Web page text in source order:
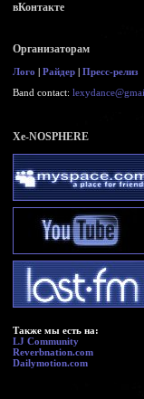
вКонтакте
Организаторам
Лого | Райдер | Пресс-релиз
Band contact:
Xe-NOSPHERE
Также мы есть на:
LJ Community
Reverbnation.com
Dailymotion.com